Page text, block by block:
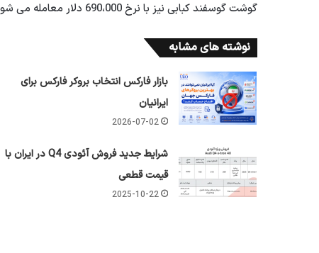
گوشت گوسفند کبابی نیز با نرخ 690،000 دلار معامله می شود.
نوشته های مشابه
بازار فارکس انتخاب بروکر فارکس برای
ایرانیان
2026-07-02
شرایط جدید فروش آئودی Q4 در ایران با
قیمت قطعی
2025-10-22